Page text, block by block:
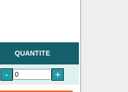
QUANTITE
- +